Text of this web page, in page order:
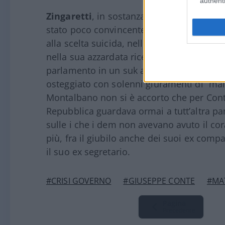
Zingaretti, in sostanza, ha detto e si è
stato poco convincente quando
alla scelta suicida, nella recente crisi, di
nella sua azzardata ricerca di
parlamento in un suk arabo. Apostrofato
osteggiato con solenni giuramenti di
Montalbano non si è accorto che per
Repubblica guardava ormai a tutt’altra
sulle i che i dem non avevano avuto il
più, fra il giubilo anche dei suoi ex
il suo ex segretario.
#CRISI GOVERNO #GIUSEPPE CONTE